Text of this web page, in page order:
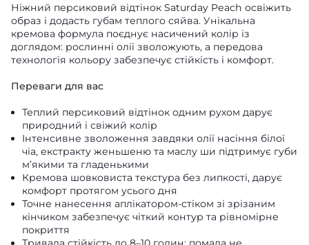
Ніжний персиковий відтінок Saturday Peach освіжить
образ і додасть губам теплого сяйва. Унікальна
кремова формула поєднує насичений колір із
доглядом: рослинні олії зволожують, а передова
технологія кольору забезпечує стійкість і комфорт.
Переваги для вас
Теплий персиковий відтінок одним рухом дарує
природний і свіжий колір
Інтенсивне зволоження завдяки олії насіння білої
чіа, екстракту женьшеню та маслу ши підтримує губи
м’якими та гладенькими
Кремова шовковиста текстура без липкості, дарує
комфорт протягом усього дня
Точне нанесення аплікатором-стіком зі зрізаним
кінчиком забезпечує чіткий контур та рівномірне
покриття